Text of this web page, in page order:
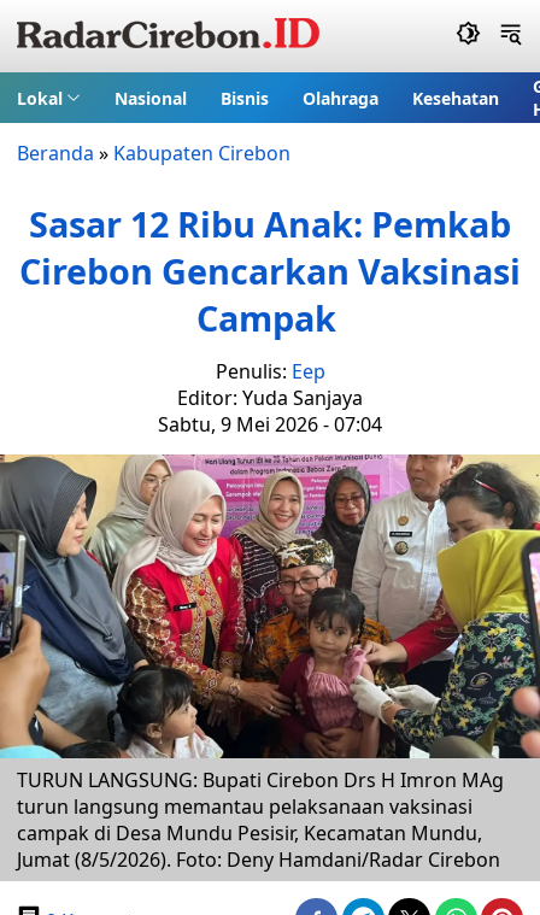
Lokal Nasional Bisnis Olahraga Kesehatan
Beranda » Kabupaten Cirebon
Sasar 12 Ribu Anak: Pemkab
Cirebon Gencarkan Vaksinasi
Campak
Penulis: Eep
Editor: Yuda Sanjaya
Sabtu, 9 Mei 2026 - 07:04
TURUN LANGSUNG: Bupati Cirebon Drs H Imron MAg
turun langsung memantau pelaksanaan vaksinasi
campak di Desa Mundu Pesisir, Kecamatan Mundu,
Jumat (8/5/2026). Foto: Deny Hamdani/Radar Cirebon